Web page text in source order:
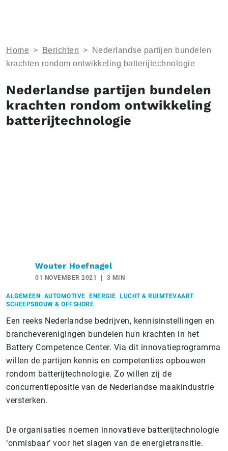
Home > Berichten >
Nederlandse partijen bundelen
krachten rondom ontwikkeling batterijtechnologie
Nederlandse partijen bundelen
krachten rondom ontwikkeling
batterijtechnologie
Wouter Hoefnagel
01 NOVEMBER 2021 3 MIN
ALGEMEEN AUTOMOTIVE ENERGIE
LUCHT & RUIMTEVAART
SCHEEPSBOUW & OFFSHORE
Een reeks Nederlandse bedrijven, kennisinstellingen en
brancheverenigingen bundelen hun krachten in het
Battery Competence Center. Via dit innovatieprogramma
willen de partijen kennis en competenties opbouwen
rondom batterijtechnologie. Zo willen zij de
concurrentiepositie van de Nederlandse maakindustrie
versterken.
De organisaties noemen innovatieve batterijtechnologie
‘onmisbaar’ voor het slagen van de energietransitie.